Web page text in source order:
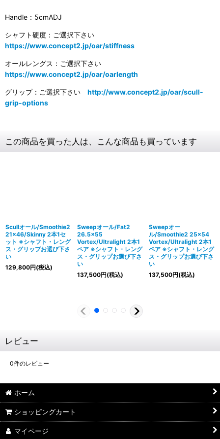
Handle：5cmADJ
シャフト硬度：ご選択下さい
https://www.concept2.jp/oar/stiffness
オールレングス：ご選択下さい
https://www.concept2.jp/oar/oarlength
グリップ：ご選択下さい http://www.concept2.jp/oar/scull-
grip-options
この商品を買った人は、こんな商品も買っています
Scullオール/Smoothie2
21×46/Skinny 2本1セ
ット ※シャフト・レング
ス・グリップお選び下さ
い
129,800円(税込)
Sweepオール/Fat2
26.5×55
Vortex/Ultralight 2本1
ペア ※シャフト・レング
ス・グリップお選び下さ
い
137,500円(税込)
Sweepオー
ル/Smoothie2 25×54
Vortex/Ultralight 2本1
ペア ※シャフト・レング
ス・グリップお選び下さ
い
137,500円(税込)
レビュー
0件のレビュー
ホーム
ショッピングカート
マイページ